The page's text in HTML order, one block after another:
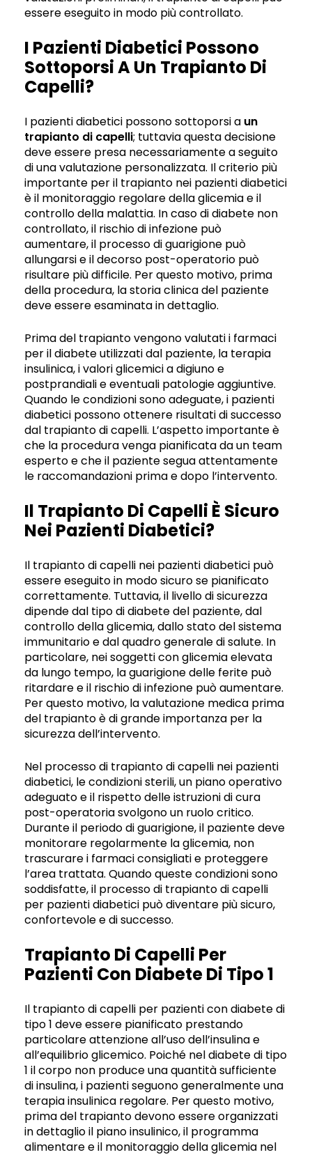
essere eseguito in modo più controllato.
I Pazienti Diabetici Possono
Sottoporsi A Un Trapianto Di
Capelli?
I pazienti diabetici possono sottoporsi a un
trapianto di capelli; tuttavia questa decisione
deve essere presa necessariamente a seguito
di una valutazione personalizzata. Il criterio più
importante per il trapianto nei pazienti diabetici
è il monitoraggio regolare della glicemia e il
controllo della malattia. In caso di diabete non
controllato, il rischio di infezione può
aumentare, il processo di guarigione può
allungarsi e il decorso post-operatorio può
risultare più difficile. Per questo motivo, prima
della procedura, la storia clinica del paziente
deve essere esaminata in dettaglio.
Prima del trapianto vengono valutati i farmaci
per il diabete utilizzati dal paziente, la terapia
insulinica, i valori glicemici a digiuno e
postprandiali e eventuali patologie aggiuntive.
Quando le condizioni sono adeguate, i pazienti
diabetici possono ottenere risultati di successo
dal trapianto di capelli. L’aspetto importante è
che la procedura venga pianificata da un team
esperto e che il paziente segua attentamente
le raccomandazioni prima e dopo l’intervento.
Il Trapianto Di Capelli È Sicuro
Nei Pazienti Diabetici?
Il trapianto di capelli nei pazienti diabetici può
essere eseguito in modo sicuro se pianificato
correttamente. Tuttavia, il livello di sicurezza
dipende dal tipo di diabete del paziente, dal
controllo della glicemia, dallo stato del sistema
immunitario e dal quadro generale di salute. In
particolare, nei soggetti con glicemia elevata
da lungo tempo, la guarigione delle ferite può
ritardare e il rischio di infezione può aumentare.
Per questo motivo, la valutazione medica prima
del trapianto è di grande importanza per la
sicurezza dell’intervento.
Nel processo di trapianto di capelli nei pazienti
diabetici, le condizioni sterili, un piano operativo
adeguato e il rispetto delle istruzioni di cura
post-operatoria svolgono un ruolo critico.
Durante il periodo di guarigione, il paziente deve
monitorare regolarmente la glicemia, non
trascurare i farmaci consigliati e proteggere
l’area trattata. Quando queste condizioni sono
soddisfatte, il processo di trapianto di capelli
per pazienti diabetici può diventare più sicuro,
confortevole e di successo.
Trapianto Di Capelli Per
Pazienti Con Diabete Di Tipo 1
Il trapianto di capelli per pazienti con diabete di
tipo 1 deve essere pianificato prestando
particolare attenzione all’uso dell’insulina e
all’equilibrio glicemico. Poiché nel diabete di tipo
1 il corpo non produce una quantità sufficiente
di insulina, i pazienti seguono generalmente una
terapia insulinica regolare. Per questo motivo,
prima del trapianto devono essere organizzati
in dettaglio il piano insulinico, il programma
alimentare e il monitoraggio della glicemia nel